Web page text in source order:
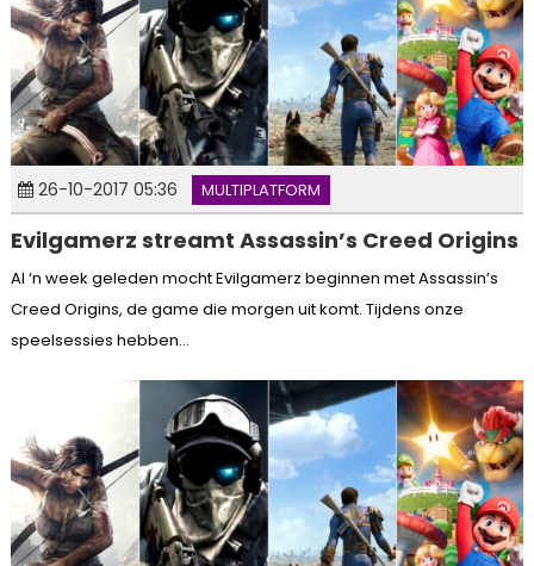
26-10-2017 05:36 MULTIPLATFORM
Evilgamerz streamt Assassin’s Creed Origins
Al ‘n week geleden mocht Evilgamerz beginnen met Assassin’s
Creed Origins, de game die morgen uit komt. Tijdens onze
speelsessies hebben...